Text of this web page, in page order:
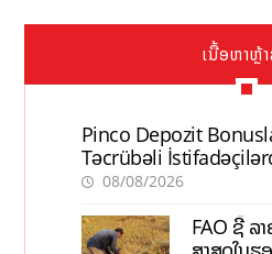
ເນື້ອຫາຫຼ້
Pinco Depozit
Təcrübəli
08/08/2026
FAO ຊີ້ ລ